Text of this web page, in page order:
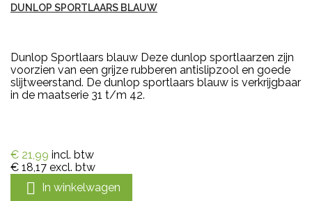
DUNLOP SPORTLAARS BLAUW
Dunlop Sportlaars blauw Deze dunlop sportlaarzen zijn
voorzien van een grijze rubberen antislipzool en goede
slijtweerstand. De dunlop sportlaars blauw is verkrijgbaar
in de maatserie 31 t/m 42.
€ 21,99 incl. btw
€ 18,17 excl. btw
 In winkelwagen